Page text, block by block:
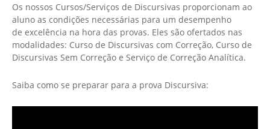
Os nossos Cursos/Serviços de Discursivas proporcionam ao
aluno as condições necessárias para um desempenho
de excelência na hora das provas. Eles são ofertados nas
modalidades: Curso de Discursivas com Correção, Curso de
Discursivas Sem Correção e Serviço de Correção Analítica.
Saiba como se preparar para a prova Discursiva: